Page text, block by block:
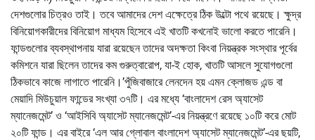
দেশগুলোর চিত্রও তাই। তবে আমাদের দেশ এক্ষেত্রে ঠিক উল্টো পথে রয়েছে। ক্ষুদ্র
বিনিয়োগকারীদের বিনিয়োগ মাধ্যম হিসেবে এই খাতটি কখনোই ভালো করতে পারেনি।
ফান্ডগুলোর ব্যবস্থাপনায় যারা রয়েছেন তাদের অদক্ষতা কিংবা নিয়ন্ত্রক সংস্থার পূর্বের
কমিশনে যারা ছিলেন তাদের কম গুরুত্বারোপ, যা-ই হোক, খাতটি আসলে সুযোগগুলো
ঠিকভাবে কাজে লাগাতে পারেনি।’পুঁজিবাজারে লেনদেন হয় এমন ক্লোজড এন্ড বা
মেয়াদি মিউচুয়াল ফান্ডের সংখ্যা ৩৭টি। এর মধ্যে ‘বাংলাদেশ রেস অ্যাসেট
ম্যানেজমেন্ট’ ও ‘আইসিবি অ্যাসেট ম্যানেজমেন্ট’-এর নিয়ন্ত্রণে রয়েছে ১০টি করে মোট
২০টি ফান্ড। এর বাইরে ‘এল আর গ্লোবাল বাংলাদেশ অ্যাসেট ম্যানেজমেন্ট’-এর ছয়টি,